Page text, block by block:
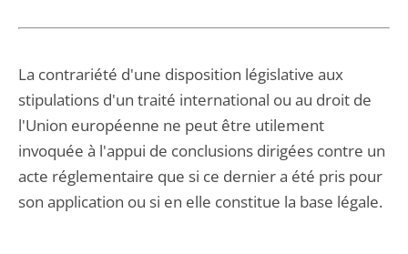
La contrariété d'une disposition législative aux
stipulations d'un traité international ou au droit de
l'Union européenne ne peut être utilement
invoquée à l'appui de conclusions dirigées contre un
acte réglementaire que si ce dernier a été pris pour
son application ou si en elle constitue la base légale.